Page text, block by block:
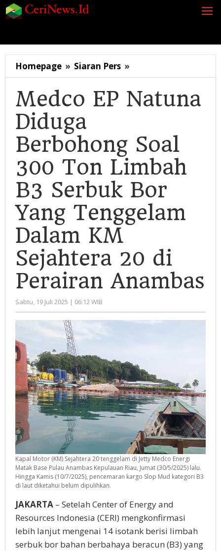
Lewati
ke
Homepage » Siaran Pers »
EP
Natuna
Diduga
300
Ton
Limbah
B3
Serbuk
Yang
Tenggelam
KM
Sejahtera
20
di
Anambas
Medco EP Natuna
Diduga
Berbohong Soal
300 Ton Limbah
B3 Serbuk Bor
Yang Tenggelam
Dalam KM
Sejahtera 20 di
Perairan Anambas
Sabtu, 19 Juli 2025 | 06:12 WIB
Administrator
Kapal Motor (KM) Sejahtera 20 tenggelam di Jetty Medco Energi
Matak Base Pulau Anambas Kepulauan Riau, Jumat (30/5/2025) lalu.
Hingga Kamis (10/7/2025), pencemaran kargo Slop Mud kategori B3
di laut diketahui belum dipulihkan.
JAKARTA – Setelah Center of Energy and
Resources Indonesia (CERI) mengkonfirmasi
lebih lanjut mengenai 14 isotank berisi limbah
serbuk bor bahan berbahaya beracun (B3) yang